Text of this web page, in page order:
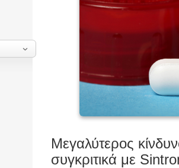
Μεγαλύτερος
συγκριτικά με